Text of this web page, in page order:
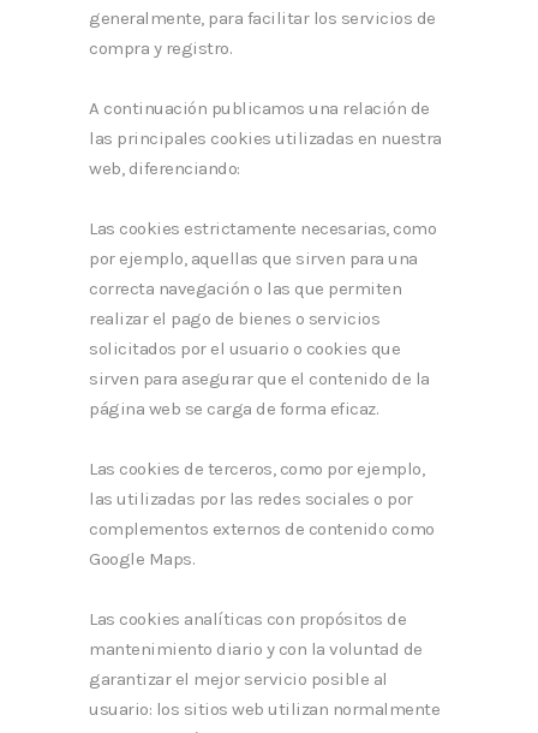
generalmente, para facilitar los servicios de
compra y registro.
A continuación publicamos una relación de
las principales cookies utilizadas en nuestra
web, diferenciando:
Las cookies estrictamente necesarias, como
por ejemplo, aquellas que sirven para una
correcta navegación o las que permiten
realizar el pago de bienes o servicios
solicitados por el usuario o cookies que
sirven para asegurar que el contenido de la
página web se carga de forma eficaz.
Las cookies de terceros, como por ejemplo,
las utilizadas por las redes sociales o por
complementos externos de contenido como
Google Maps.
Las cookies analíticas con propósitos de
mantenimiento diario y con la voluntad de
garantizar el mejor servicio posible al
usuario: los sitios web utilizan normalmente